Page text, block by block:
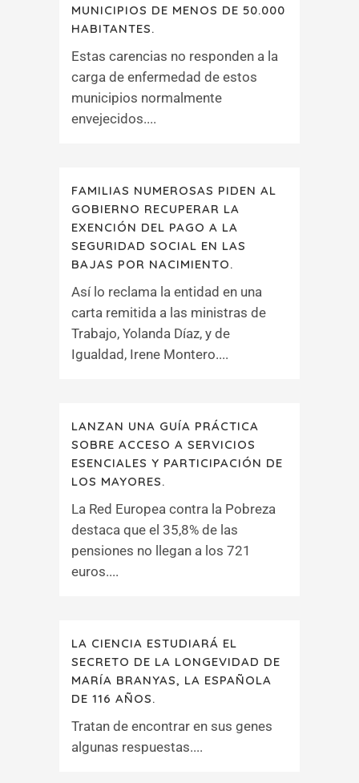
MUNICIPIOS DE MENOS DE 50.000
HABITANTES.
Estas carencias no responden a la
carga de enfermedad de estos
municipios normalmente
envejecidos....
FAMILIAS NUMEROSAS PIDEN AL
GOBIERNO RECUPERAR LA
EXENCIÓN DEL PAGO A LA
SEGURIDAD SOCIAL EN LAS
BAJAS POR NACIMIENTO.
Así lo reclama la entidad en una
carta remitida a las ministras de
Trabajo, Yolanda Díaz, y de
Igualdad, Irene Montero....
LANZAN UNA GUÍA PRÁCTICA
SOBRE ACCESO A SERVICIOS
ESENCIALES Y PARTICIPACIÓN DE
LOS MAYORES.
La Red Europea contra la Pobreza
destaca que el 35,8% de las
pensiones no llegan a los 721
euros....
LA CIENCIA ESTUDIARÁ EL
SECRETO DE LA LONGEVIDAD DE
MARÍA BRANYAS, LA ESPAÑOLA
DE 116 AÑOS.
Tratan de encontrar en sus genes
algunas respuestas....